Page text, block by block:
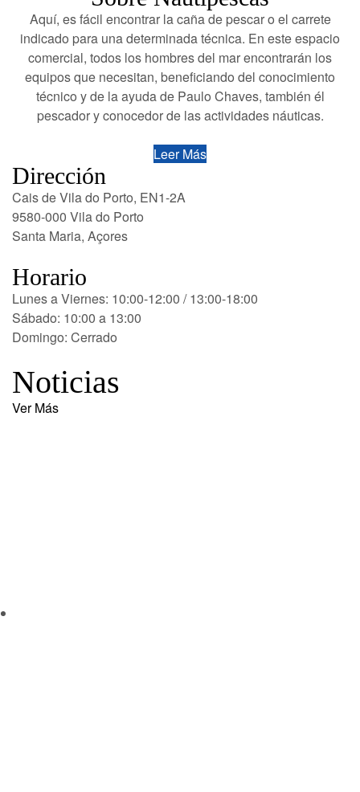
Aquí, es fácil encontrar la caña de pescar o el carrete
indicado para una determinada técnica. En este espacio
comercial, todos los hombres del mar encontrarán los
equipos que necesitan, beneficiando del conocimiento
técnico y de la ayuda de Paulo Chaves, también él
pescador y conocedor de las actividades náuticas.
Leer Más
Dirección
Cais de Vila do Porto, EN1-2A
9580-000 Vila do Porto
Santa Maria, Açores
Horario
Lunes a Viernes: 10:00-12:00 / 13:00-18:00
Sábado: 10:00 a 13:00
Domingo: Cerrado
Noticias
Ver Más